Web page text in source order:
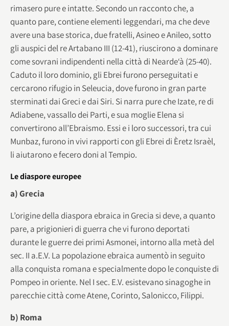
rimasero pure e intatte. Secondo un racconto che, a
quanto pare, contiene elementi leggendari, ma che deve
avere una base storica, due fratelli, Asineo e Anileo, sotto
gli auspici del re Artabano III (12-41), riuscirono a dominare
come sovrani indipendenti nella città di Nearde‘à (25-40).
Caduto il loro dominio, gli Ebrei furono perseguitati e
cercarono rifugio in Seleucia, dove furono in gran parte
sterminati dai Greci e dai Siri. Si narra pure che Izate, re di
Adiabene, vassallo dei Parti, e sua moglie Elena si
convertirono all’Ebraismo. Essi e i loro successori, tra cui
Munbaz, furono in vivi rapporti con gli Ebrei di Èretz Israèl,
li aiutarono e fecero doni al Tempio.
Le diaspore europee
a) Grecia
L’origine della diaspora ebraica in Grecia si deve, a quanto
pare, a prigionieri di guerra che vi furono deportati
durante le guerre dei primi Asmonei, intorno alla metà del
sec. II a.E.V. La popolazione ebraica aumentò in seguito
alla conquista romana e specialmente dopo le conquiste di
Pompeo in oriente. Nel I sec. E.V. esistevano sinagoghe in
parecchie città come Atene, Corinto, Salonicco, Filippi.
b) Roma